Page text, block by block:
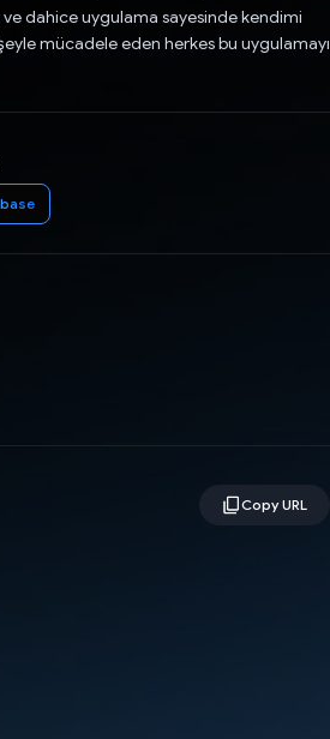
ve dahice uygulama sayesinde kendimi
mücadele eden herkes bu uygulamayı